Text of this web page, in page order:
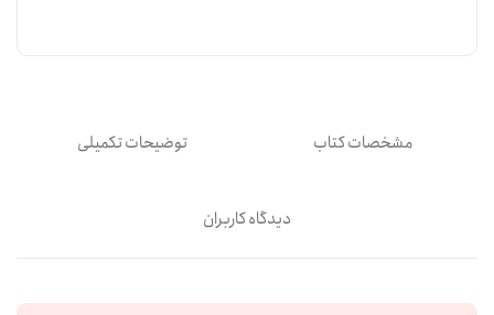
مشخصات کتاب توضیحات تکمیلی
دیدگاه کاربران